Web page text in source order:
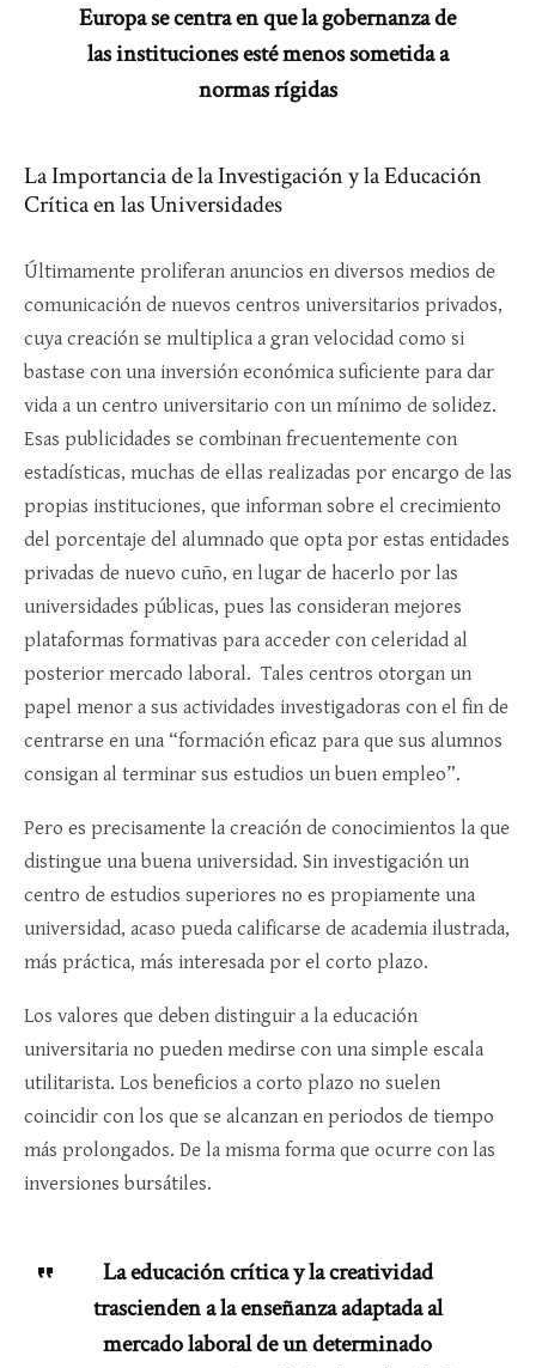
Europa se centra en que la gobernanza de
las instituciones esté menos sometida a
normas rígidas
La Importancia de la Investigación y la Educación
Crítica en las Universidades
Últimamente proliferan anuncios en diversos medios de
comunicación de nuevos centros universitarios privados,
cuya creación se multiplica a gran velocidad como si
bastase con una inversión económica suficiente para dar
vida a un centro universitario con un mínimo de solidez.
Esas publicidades se combinan frecuentemente con
estadísticas, muchas de ellas realizadas por encargo de las
propias instituciones, que informan sobre el crecimiento
del porcentaje del alumnado que opta por estas entidades
privadas de nuevo cuño, en lugar de hacerlo por las
universidades públicas, pues las consideran mejores
plataformas formativas para acceder con celeridad al
posterior mercado laboral. Tales centros otorgan un
papel menor a sus actividades investigadoras con el fin de
centrarse en una “formación eficaz para que sus alumnos
consigan al terminar sus estudios un buen empleo”.
Pero es precisamente la creación de conocimientos la que
distingue una buena universidad. Sin investigación un
centro de estudios superiores no es propiamente una
universidad, acaso pueda calificarse de academia ilustrada,
más práctica, más interesada por el corto plazo.
Los valores que deben distinguir a la educación
universitaria no pueden medirse con una simple escala
utilitarista. Los beneficios a corto plazo no suelen
coincidir con los que se alcanzan en periodos de tiempo
más prolongados. De la misma forma que ocurre con las
inversiones bursátiles.
La educación crítica y la creatividad
trascienden a la enseñanza adaptada al
mercado laboral de un determinado